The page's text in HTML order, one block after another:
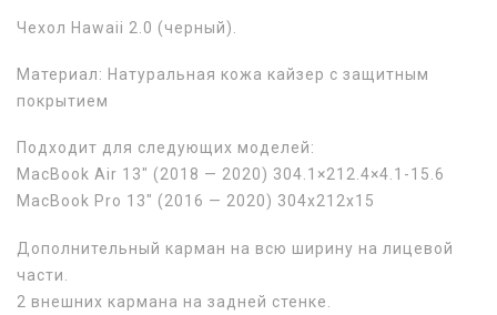
Чехол Hawaii 2.0 (черный).
Материал: Натуральная кожа кайзер с защитным
покрытием
Подходит для следующих моделей:
MacBook Air 13″ (2018 — 2020) 304.1×212.4×4.1-15.6
MacBook Pro 13″ (2016 — 2020) 304x212x15
Дополнительный карман на всю ширину на лицевой
части.
2 внешних кармана на задней стенке.